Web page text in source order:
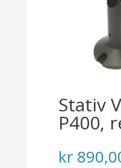
Stativ
P400,
kr